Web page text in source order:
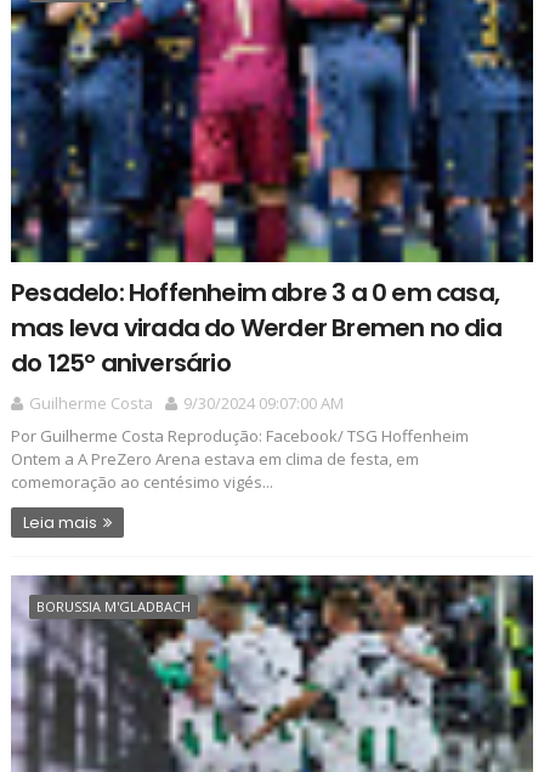
Pesadelo: Hoffenheim abre 3 a 0 em casa,
mas leva virada do Werder Bremen no dia
do 125º aniversário
Guilherme Costa
9/30/2024 09:07:00 AM
Por Guilherme Costa Reprodução: Facebook/ TSG Hoffenheim
Ontem a A PreZero Arena estava em clima de festa, em
comemoração ao centésimo vigés...
Leia mais
BORUSSIA M'GLADBACH